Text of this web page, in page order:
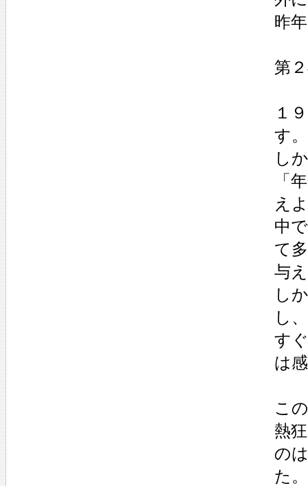
昨
第
１
す。
し
「
え
中
て
与
し
し
す
は
こ
熱
の
た。